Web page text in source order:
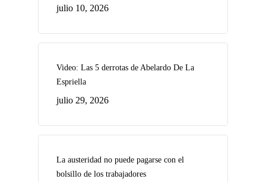
julio 10, 2026
Video: Las 5 derrotas de Abelardo De La
Espriella
julio 29, 2026
La austeridad no puede pagarse con el
bolsillo de los trabajadores